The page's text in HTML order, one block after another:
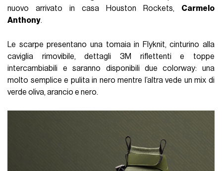
nuovo arrivato in casa Houston Rockets, Carmelo
Anthony.
Le scarpe presentano una tomaia in Flyknit, cinturino alla
caviglia rimovibile, dettagli 3M riflettenti e toppe
intercambiabili e saranno disponibili due colorway: una
molto semplice e pulita in nero mentre l’altra vede un mix di
verde oliva, arancio e nero.